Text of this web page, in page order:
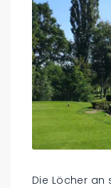
Die Löcher an